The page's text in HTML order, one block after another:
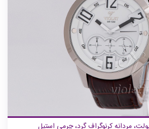
مردانه کرنوگراف گرد، چرمی استیل